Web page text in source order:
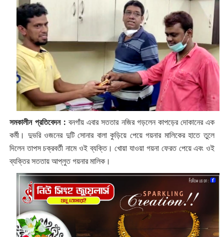
সমকালীন প্রতিবেদন :বনগাঁয় এবার সততার নজির গড়লেন কাপড়ের দোকানের এক
কর্মী। দুভরি ওজনের দুটি সোনার বালা কুড়িয়ে পেয়ে গয়নার মালিকের হাতে তুলে
দিলেন তাপস চক্রবর্তী নামে ওই ব্যক্তি। খোয়া যাওয়া গয়না ফেরত পেয়ে এবং ওই
ব্যক্তির সততায় আপ্লুত গয়নার মালিক।